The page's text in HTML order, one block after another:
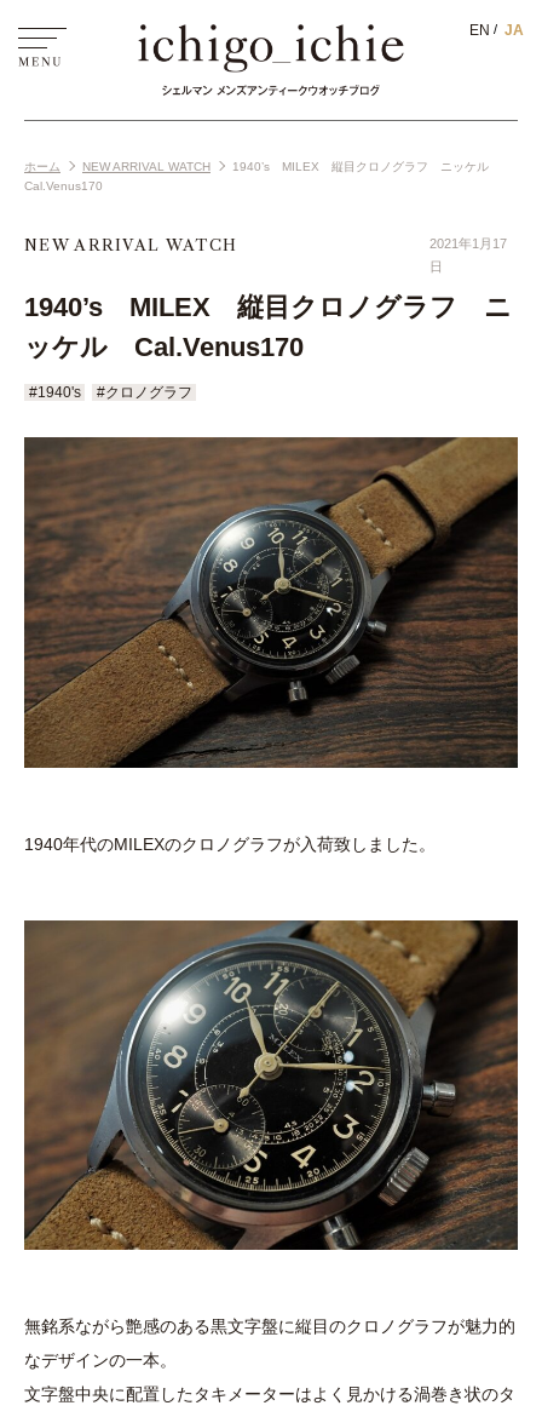
ホーム NEW ARRIVAL WATCH
1940’s MILEX 縦目クロノグラフ ニッケル
Cal.Venus170
NEW ARRIVAL WATCH
2021年1月17
日
1940’s MILEX 縦目クロノグラフ ニ
ッケル Cal.Venus170
#1940's #クロノグラフ
1940年代のMILEXのクロノグラフが入荷致しました。
無銘系ながら艶感のある黒文字盤に縦目のクロノグラフが魅力的
なデザインの一本。
文字盤中央に配置したタキメーターはよく見かける渦巻き状のタ
EN JA